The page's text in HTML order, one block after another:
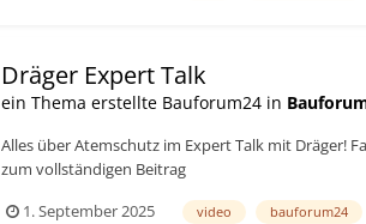
Dräger Expert Talk
ein Thema erstellte Bauforum24 in
Alles über Atemschutz im Expert Talk mit Dräger!
zum vollständigen Beitrag
1. September 2025
video bauforum24